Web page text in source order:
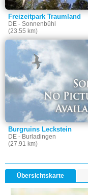
Freizeitpark Traumland
DE - Sonnenbühl
(23.55 km)
Burgruins Leckstein
DE - Burladingen
(27.91 km)
Übersichtskarte